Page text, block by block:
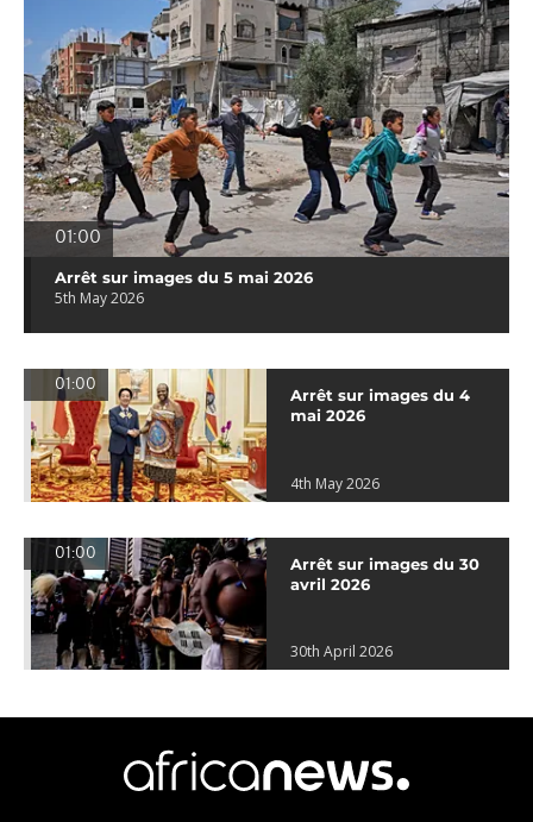
01:00
Arrêt sur images du 5 mai 2026
5th May 2026
01:00
Arrêt sur images du 4
mai 2026
4th May 2026
01:00
Arrêt sur images du 30
avril 2026
30th April 2026